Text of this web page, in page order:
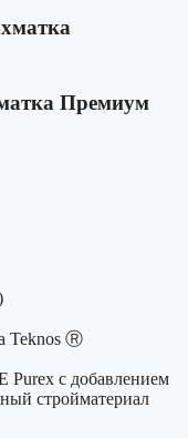
Премиум
Teknos Ⓡ
Purex с добавлением
стройматериал